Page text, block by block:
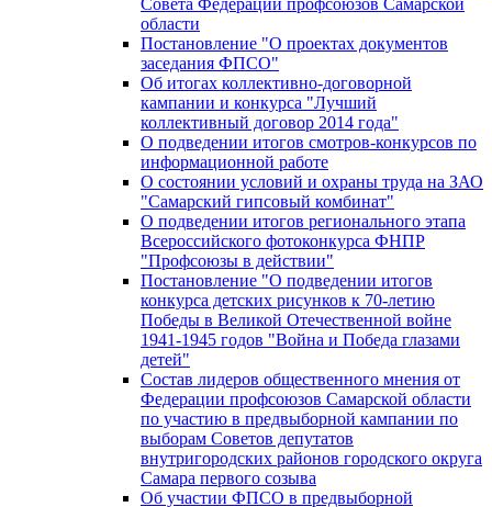
области
Постановление "О проектах документов
заседания ФПСО"
Об итогах коллективно-договорной
кампании и конкурса "Лучший
коллективный договор 2014 года"
О подведении итогов смотров-конкурсов по
информационной работе
О состоянии условий и охраны труда на ЗАО
"Самарский гипсовый комбинат"
О подведении итогов регионального этапа
Всероссийского фотоконкурса ФНПР
"Профсоюзы в действии"
Постановление "О подведении итогов
конкурса детских рисунков к 70-летию
Победы в Великой Отечественной войне
1941-1945 годов "Война и Победа глазами
детей"
Состав лидеров общественного мнения от
Федерации профсоюзов Самарской области
по участию в предвыборной кампании по
выборам Советов депутатов
внутригородских районов городского округа
Самара первого созыва
Об участии ФПСО в предвыборной